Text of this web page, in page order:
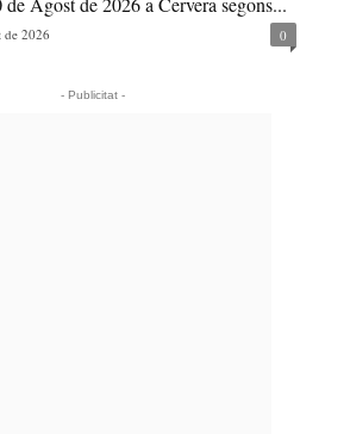
de 2026 0
- Publicitat -